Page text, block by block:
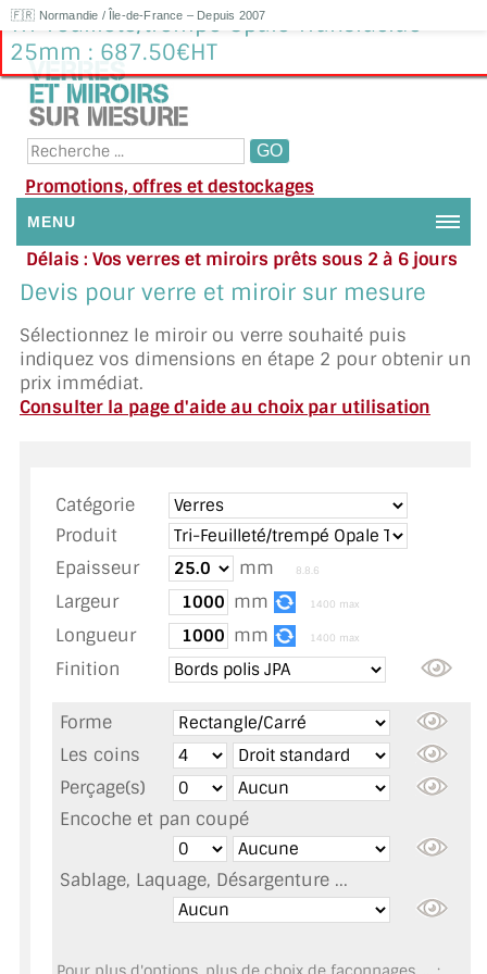
🇫🇷 Normandie / Île-de-France – Depuis 2007
Tri-Feuilleté/trempé Opale Translucide
25mm : 687.50€HT
Promotions, offres et destockages
MENU
NOUS CONTACTER
DEMANDE DE DEVIS
SUIVI DE DEVIS
TOUS LES TARIFS AU M2
GUIDE : CHOIX PAR UTILISATION
INSPIRATIONS ET NOUVEAUTÉS
AMBIANCE LAITON BROSSÉ
MIROIR SUR MESURE
MIROIR VIEILLI
MIROIR DÉCORATIF DE COULEUR
LOTS DE MIROIRS EN MOZAÏQUE
Délais : Vos verres et miroirs prêts sous 2 à 6 jours
en moyenne
Besoin d'aide ?
Appelez ou envoyez un SMS au 06 79 92 33 38
Devis pour verre et miroir sur mesure
Sélectionnez le miroir ou verre souhaité puis
indiquez vos dimensions en étape 2 pour obtenir un
prix immédiat.
Consulter la page d'aide au choix par utilisation
Catégorie
Produit
Epaisseur
mm 8.8.6
Largeur mm 1400 max
Longueur mm 1400 max
Finition
Forme
Les coins
Perçage(s)
Encoche et pan coupé
Sablage, Laquage, Désargenture ...